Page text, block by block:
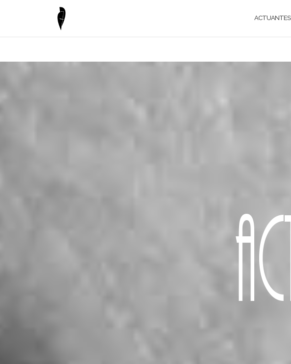
ACTUANTES